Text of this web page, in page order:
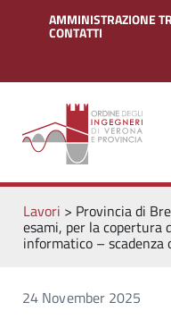
AMMINISTRAZIONE
CONTATTI
Lavori > Provincia di
esami, per la copertura
informatico – scadenza
24 November 2025